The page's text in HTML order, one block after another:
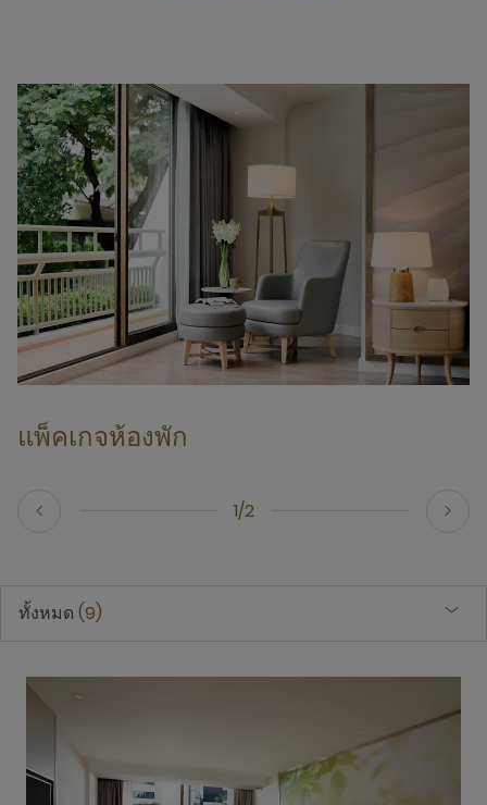
1/2
แพ็คเกจห้องพัก
ทั้งหมด 9